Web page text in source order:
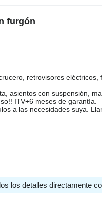
furgón
retrovisores
asientos con suspensión,
ITV+6 meses de garantía.
a las necesidades suya.
los detalles directamente